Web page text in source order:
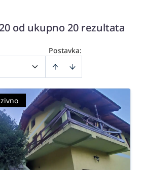
od ukupno 20 rezultata
Postavka: